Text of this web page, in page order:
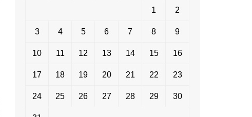
1 2
3 4 5 6 7 8 9
10 11 12 13 14 15 16
17 18 19 20 21 22 23
24 25 26 27 28 29 30